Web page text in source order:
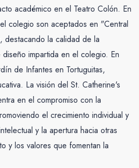
académico en el Teatro Colón. En
colegio son aceptados en "Central
destacando la calidad de la
impartida en el colegio. En
de Infantes en Tortuguitas,
La visión del St. Catherine's
en el compromiso con la
el crecimiento individual y
y la apertura hacia otras
y los valores que fomentan la